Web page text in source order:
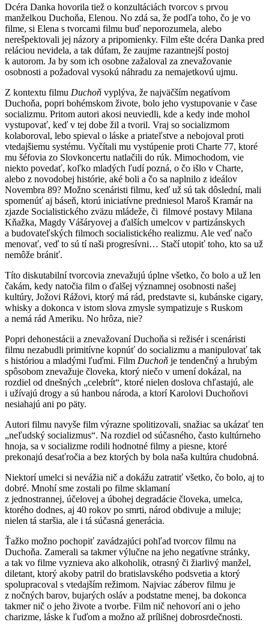
Dcéra Danka hovorila tiež o konzultáciách tvorcov s prvou
manželkou Duchoňa, Elenou. No zdá sa, že podľa toho, čo je vo
filme, si Elena s tvorcami filmu buď neporozumela, alebo
nerešpektovali jej názory a pripomienky. Film ešte dcéra Danka pred
reláciou nevidela, a tak dúfam, že zaujme razantnejší postoj
k autorom. Ja by som ich osobne zažaloval za znevažovanie
osobnosti a požadoval vysokú náhradu za nemajetkovú ujmu.
Z kontextu filmu Duchoň vyplýva, že najväčším negatívom
Duchoňa, popri bohémskom živote, bolo jeho vystupovanie v čase
socializmu. Pritom autori akosi neuviedli, kde a kedy inde mohol
vystupovať, keď v tej dobe žil a tvoril. Vraj so socializmom
kolaboroval, lebo spieval o láske a priateľstve a nebojoval proti
vtedajšiemu systému. Vyčítali mu vystúpenie proti Charte 77, ktoré
mu šéfovia zo Slovkoncertu natlačili do rúk. Mimochodom, vie
niekto povedať, koľko mladých ľudí pozná, o čo išlo v Charte,
alebo z novodobej histórie, aké boli a čo sa naplnilo z ideálov
Novembra 89? Možno scenáristi filmu, keď už sú tak dôslední, mali
spomenúť aj báseň, ktorú iniciatívne predniesol Maroš Kramár na
zjazde Socialistického zväzu mládeže, či filmové postavy Milana
Kňažka, Magdy Vášáryovej a ďalších umelcov v partizánskych
a budovateľských filmoch socialistického realizmu. Ale veď načo
menovať, veď to sú tí naši progresívni… Stačí utopiť toho, kto sa už
nemôže brániť.
Títo diskutabilní tvorcovia znevažujú úplne všetko, čo bolo a už len
čakám, kedy natočia film o ďalšej významnej osobnosti našej
kultúry, Jožovi Rážovi, ktorý má rád, predstavte si, kubánske cigary,
whisky a dokonca v istom slova zmysle sympatizuje s Ruskom
a nemá rád Ameriku. No hrôza, nie?
Popri dehonestácii a znevažovaní Duchoňa si režisér i scenáristi
filmu nezabudli primitívne kopnúť do socializmu a manipulovať tak
s históriou a mladými ľuďmi. Film Duchoň je tendenčný a hrubým
spôsobom znevažuje človeka, ktorý niečo v umení dokázal, na
rozdiel od dnešných „celebrít“, ktoré nielen doslova chľastajú, ale
i užívajú drogy a sú hanbou národa, a ktorí Karolovi Duchoňovi
nesiahajú ani po päty.
Autori filmu navyše film výrazne spolitizovali, snažiac sa ukázať ten
„neľudský socializmus“. Na rozdiel od súčasného, často kultúrneho
hnoja, sa v socializme rodili hodnotné filmy a piesne, ktoré
prekonajú desaťročia a bez ktorých by bola naša kultúra chudobná.
Niektorí umelci si nevážia nič a dokážu zatratiť všetko, čo bolo, aj to
dobré. Mnohí sme zostali po filme sklamaní
z jednostrannej, účelovej a úbohej degradácie človeka, umelca,
ktorého dodnes, aj 40 rokov po smrti, národ obdivuje a miluje;
nielen tá staršia, ale i tá súčasná generácia.
Ťažko možno pochopiť zavádzajúci pohľad tvorcov filmu na
Duchoňa. Zamerali sa takmer výlučne na jeho negatívne stránky,
a tak vo filme vyznieva ako alkoholik, otrasný či žiarlivý manžel,
diletant, ktorý akoby patril do bratislavského podsvetia a ktorý
spolupracoval s vtedajším režimom. Najviac záberov filmu je
z nočných barov, bujarých osláv a podstatne menej, ba dokonca
takmer nič o jeho živote a tvorbe. Film nič nehovorí ani o jeho
charizme, láske k ľuďom a možno až prílišnej dobrosrdečnosti.